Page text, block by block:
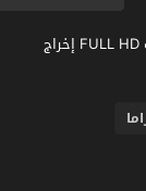
مشاهدة مسلسل عفت الحلقة 16 مترجم عربي اون لاين مشاهدة وتحميل مباشر مسلسل عفت Iffet حلقة 16 كاملة بجودة عالية FULL HD إخراج